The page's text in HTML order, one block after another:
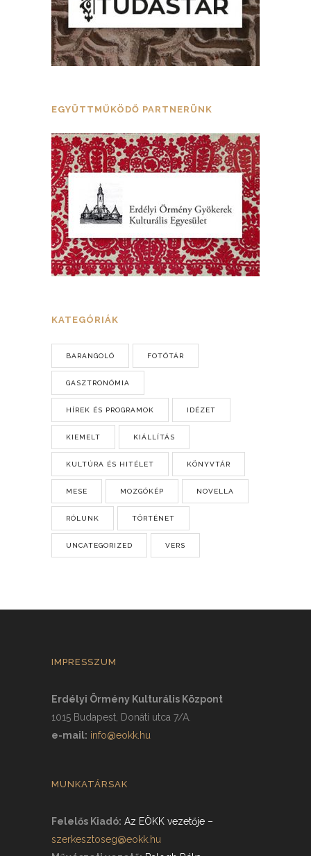
EGYÜTTMŰKÖDŐ PARTNERÜNK
KATEGÓRIÁK
BARANGOLÓ FOTÓTÁR
GASZTRONÓMIA
HÍREK ÉS PROGRAMOK IDÉZET
KIEMELT KIÁLLÍTÁS
KULTÚRA ÉS HITÉLET KÖNYVTÁR
MESE MOZGÓKÉP NOVELLA
RÓLUNK TÖRTÉNET
UNCATEGORIZED VERS
IMPRESSZUM
Erdélyi Örmény Kulturális Központ
1015 Budapest, Donáti utca 7/A.
e-mail: info@eokk.hu
MUNKATÁRSAK
Felelős Kiadó: Az EÖKK vezetője –
szerkesztoseg@eokk.hu